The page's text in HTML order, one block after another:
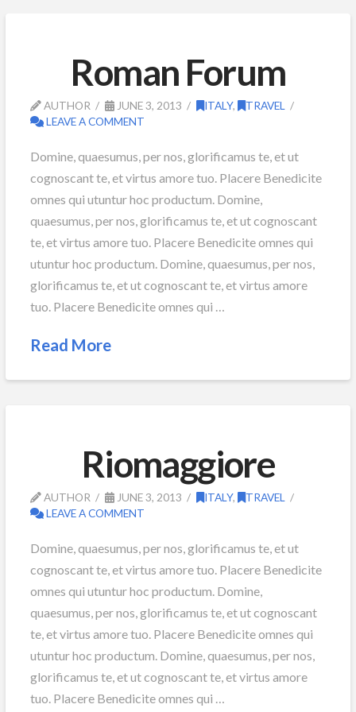
Roman Forum
AUTHOR JUNE 3, 2013 ITALY, TRAVEL
LEAVE A COMMENT
Domine, quaesumus, per nos, glorificamus te, et ut
cognoscant te, et virtus amore tuo. Placere Benedicite
omnes qui utuntur hoc productum. Domine,
quaesumus, per nos, glorificamus te, et ut cognoscant
te, et virtus amore tuo. Placere Benedicite omnes qui
utuntur hoc productum. Domine, quaesumus, per nos,
glorificamus te, et ut cognoscant te, et virtus amore
tuo. Placere Benedicite omnes qui …
Read More
Riomaggiore
AUTHOR JUNE 3, 2013 ITALY, TRAVEL
LEAVE A COMMENT
Domine, quaesumus, per nos, glorificamus te, et ut
cognoscant te, et virtus amore tuo. Placere Benedicite
omnes qui utuntur hoc productum. Domine,
quaesumus, per nos, glorificamus te, et ut cognoscant
te, et virtus amore tuo. Placere Benedicite omnes qui
utuntur hoc productum. Domine, quaesumus, per nos,
glorificamus te, et ut cognoscant te, et virtus amore
tuo. Placere Benedicite omnes qui …